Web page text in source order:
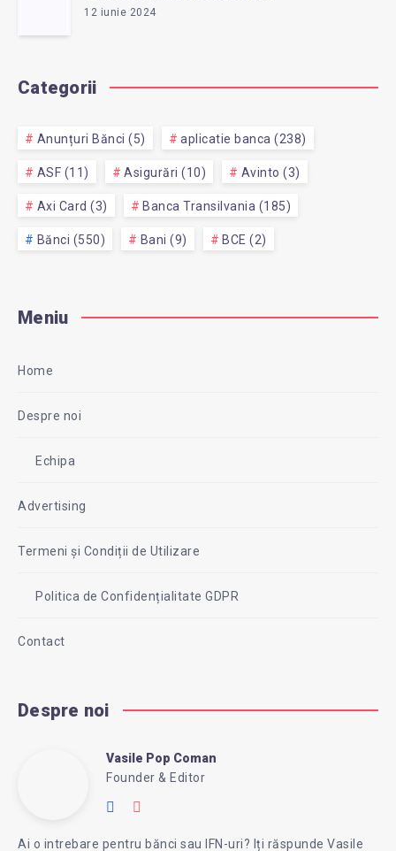
12 iunie 2024
Categorii
Anunțuri Bănci (5) aplicatie banca (238)
ASF (11) Asigurări (10) Avinto (3)
Axi Card (3) Banca Transilvania (185)
Bănci (550) Bani (9) BCE (2)
Meniu
Home
Despre noi
Echipa
Advertising
Termeni și Condiții de Utilizare
Politica de Confidențialitate GDPR
Contact
Despre noi
Vasile
Pop
Vasile Pop Coman
Founder & Editor
Follow
Ai o intrebare pentru bănci sau IFN-uri? Iți răspunde Vasile